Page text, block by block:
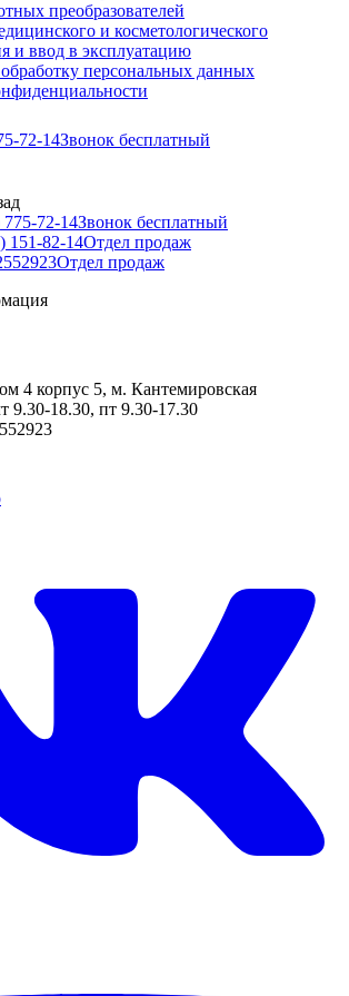
преобразователей
и косметологического
и ввод в эксплуатацию
персональных данных
72-14Звонок бесплатный
775-72-14Звонок бесплатный
151-82-14Отдел продаж
Отдел продаж
4 корпус 5, м. Кантемировская
9.30-18.30, пт 9.30-17.30